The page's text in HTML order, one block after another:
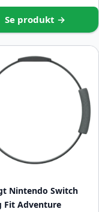
Se produkt →
Nintendo Switch
Fit Adventure